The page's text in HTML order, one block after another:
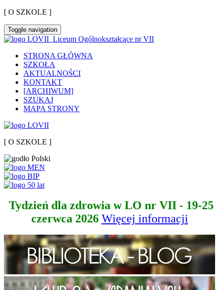
[ O SZKOLE ]
Toggle navigation
Liceum Ogólnokształcące nr VII
STRONA GŁÓWNA
SZKOŁA
AKTUALNOŚCI
KONTAKT
[ARCHIWUM]
SZUKAJ
MAPA STRONY
[ O SZKOLE ]
Tydzień dla zdrowia w LO nr VII - 19-25
czerwca 2026 Więcej informacji